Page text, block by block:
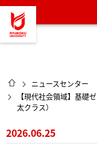
龍
HOME
ニュースセンター
【現代社会領域】基礎
太クラス）
2026.06.25